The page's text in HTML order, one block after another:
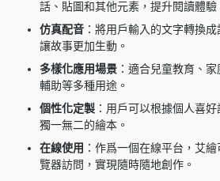
話、貼圖和其他元素，提升閱讀體驗
仿真配音 ：將用戶輸入的文字轉換
讓故事更加生動。
多樣化應用場景 ：適合兒童教育、
輔助等多種用途。
個性化定製 ：用戶可以根據個人喜
獨一無二的繪本。
在線使用 ：作爲一個在線平台，艾
覽器訪問，實現隨時隨地創作。